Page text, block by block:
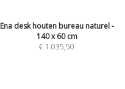
Ena desk houten bureau naturel -
140 x 60 cm
€ 1.035,50